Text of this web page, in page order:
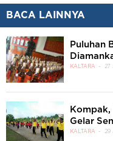
BACA LAINNYA
Puluhan
KALTARA 27
Gelar
KALTARA 29